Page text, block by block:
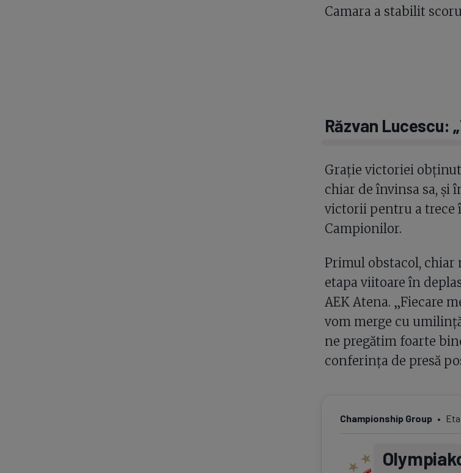
Camara a stabilit
Răzvan Lucescu:
Grație victoriei
chiar de învinsa sa, și
victorii pentru a trece
Campionilor.
Primul obstacol, chiar
etapa viitoare în
AEK Atena. „Fiecare
vom merge cu
ne pregătim foarte
conferința de presă
Championship Group